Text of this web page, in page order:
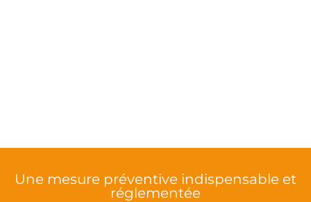
Une mesure préventive indispensable et
réglementée